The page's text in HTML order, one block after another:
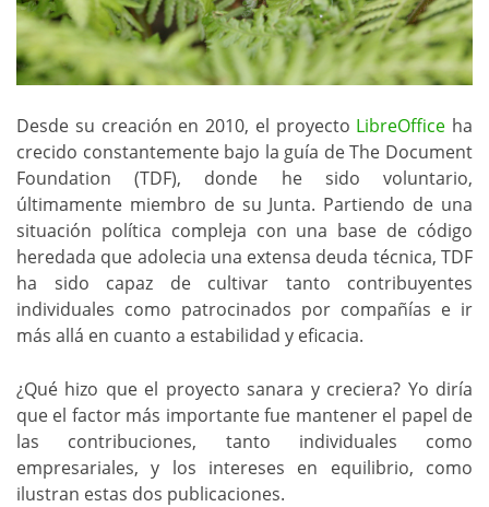
Desde su creación en 2010, el proyecto LibreOffice ha
crecido constantemente bajo la guía de The Document
Foundation (TDF), donde he sido voluntario,
últimamente miembro de su Junta. Partiendo de una
situación política compleja con una base de código
heredada que adolecia una extensa deuda técnica, TDF
ha sido capaz de cultivar tanto contribuyentes
individuales como patrocinados por compañías e ir
más allá en cuanto a estabilidad y eficacia.
¿Qué hizo que el proyecto sanara y creciera? Yo diría
que el factor más importante fue mantener el papel de
las contribuciones, tanto individuales como
empresariales, y los intereses en equilibrio, como
ilustran estas dos publicaciones.